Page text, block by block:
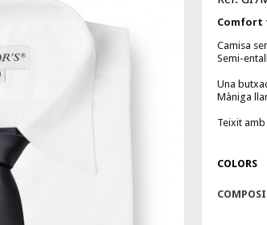
Comfort
Camisa
Semi-
Una
Màniga
Teixit
COLORS